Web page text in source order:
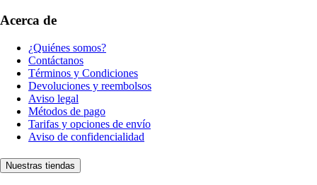
Acerca de
¿Quiénes somos?
Contáctanos
Términos y Condiciones
Devoluciones y reembolsos
Aviso legal
Métodos de pago
Tarifas y opciones de envío
Aviso de confidencialidad
Nuestras tiendas